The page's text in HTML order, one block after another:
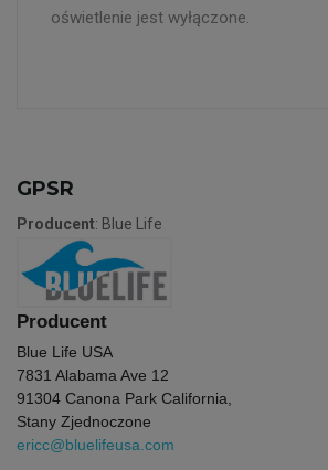
oświetlenie jest wyłączone.
GPSR
Producent: Blue Life
Producent
Blue Life USA
7831 Alabama Ave 12
91304 Canona Park California,
Stany Zjednoczone
ericc@bluelifeusa.com